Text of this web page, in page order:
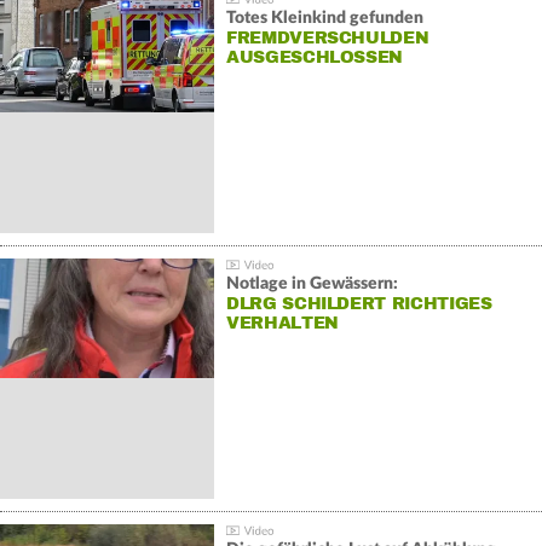
Totes Kleinkind gefunden
FREMDVERSCHULDEN
AUSGESCHLOSSEN
Notlage in Gewässern:
DLRG SCHILDERT RICHTIGES
VERHALTEN